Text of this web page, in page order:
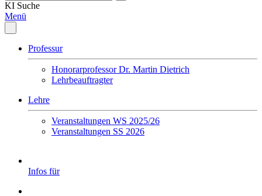
KI Suche
Menü
Professur
Honorarprofessor Dr. Martin Dietrich
Lehrbeauftragter
Lehre
Veranstaltungen WS 2025/26
Veranstaltungen SS 2026
Infos für